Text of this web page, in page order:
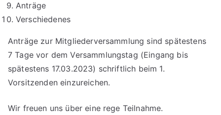
Anträge
Verschiedenes
Anträge zur Mitgliederversammlung sind spätestens
7 Tage vor dem Versammlungstag (Eingang bis
spätestens 17.03.2023) schriftlich beim 1.
Vorsitzenden einzureichen.
Wir freuen uns über eine rege Teilnahme.